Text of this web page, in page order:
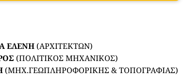
ΕΛΕΝΗ (ΑΡΧΙΤΕΚΤΩΝ)
(ΠΟΛΙΤΙΚΟΣ ΜΗΧΑΝΙΚΟΣ)
(ΜΗΧ.ΓΕΩΠΛΗΡΟΦΟΡΙΚΗΣ & ΤΟΠΟΓΡΑΦΙΑΣ)